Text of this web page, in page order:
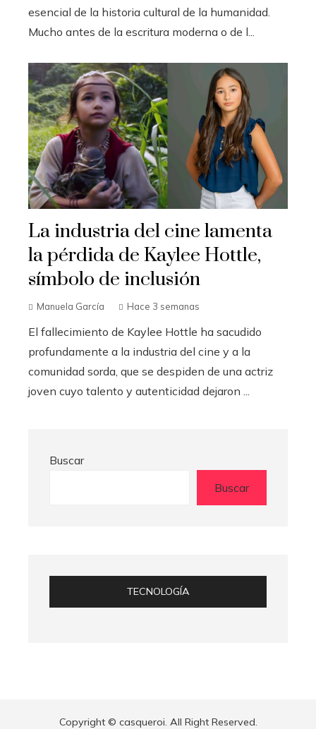
esencial de la historia cultural de la humanidad.
Mucho antes de la escritura moderna o de l...
La industria del cine lamenta
la pérdida de Kaylee Hottle,
símbolo de inclusión
Manuela García Hace 3 semanas
El fallecimiento de Kaylee Hottle ha sacudido
profundamente a la industria del cine y a la
comunidad sorda, que se despiden de una actriz
joven cuyo talento y autenticidad dejaron ...
Buscar
Buscar
TECNOLOGÍA
Copyright © casqueroi. All Right Reserved.